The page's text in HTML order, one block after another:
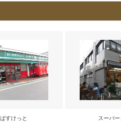
すけっと スーパ